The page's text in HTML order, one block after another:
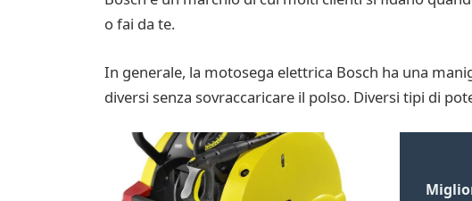
o fai da te.
In generale, la motosega elettrica Bosch ha una
diversi senza sovraccaricare il polso. Diversi tipi di